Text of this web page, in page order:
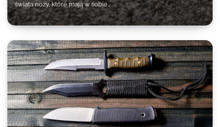
świata noży, które mają w sobie…